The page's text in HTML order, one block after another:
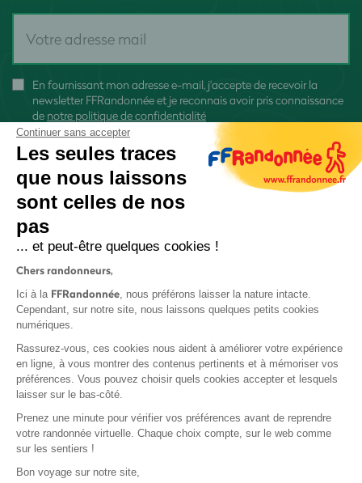
En fournissant mon adresse e-mail, j'accepte de recevoir la
newsletter FFRandonnée et je reconnais avoir pris connaissance
de notre politique de confidentialité
Protection des données
Politique de confidentialité
Continuer sans accepter
Les seules traces
que nous laissons
sont celles de nos
pas
... et peut-être quelques cookies !
Chers randonneurs,
Ici à la FFRandonnée, nous préférons laisser la nature intacte.
Cependant, sur notre site, nous laissons quelques petits cookies
numériques.
Rassurez-vous, ces cookies nous aident à améliorer votre expérience
en ligne, à vous montrer des contenus pertinents et à mémoriser vos
préférences. Vous pouvez choisir quels cookies accepter et lesquels
laisser sur le bas-côté.
Prenez une minute pour vérifier vos préférences avant de reprendre
votre randonnée virtuelle. Chaque choix compte, sur le web comme
sur les sentiers !
Bon voyage sur notre site,